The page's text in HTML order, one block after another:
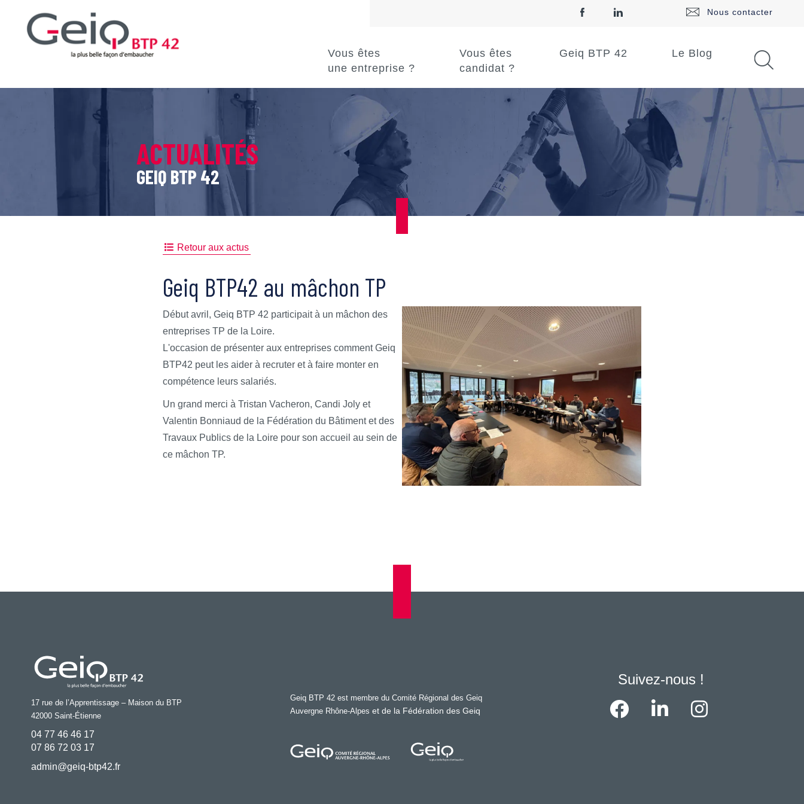
Nous contacter
Vous êtes
une entreprise ?
Vous êtes
candidat ?
Geiq BTP 42 Le Blog
ACTUALITÉS
GEIQ BTP 42
Retour aux actus
Geiq BTP42 au mâchon TP
Début avril, Geiq BTP 42 participait à un mâchon des
entreprises TP de la Loire.
L'occasion de présenter aux entreprises comment Geiq
BTP42 peut les aider à recruter et à faire monter en
compétence leurs salariés.
Un grand merci à Tristan Vacheron, Candi Joly et
Valentin Bonniaud de la Fédération du Bâtiment et des
Travaux Publics de la Loire pour son accueil au sein de
ce mâchon TP.
17 rue de l’Apprentissage – Maison du BTP
42000 Saint-Étienne
04 77 46 46 17
07 86 72 03 17
admin@geiq-btp42.fr
Geiq BTP 42 est membre du Comité Régional des Geiq
Auvergne Rhône-Alpeset de la Fédération des Geiq
Suivez-nous !